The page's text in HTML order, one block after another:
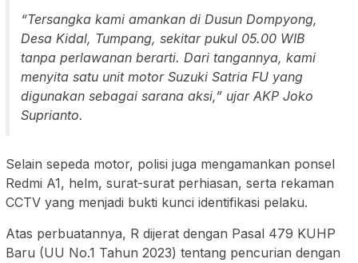
“Tersangka kami amankan di Dusun Dompyong,
Desa Kidal, Tumpang, sekitar pukul 05.00 WIB
tanpa perlawanan berarti. Dari tangannya, kami
menyita satu unit motor Suzuki Satria FU yang
digunakan sebagai sarana aksi,” ujar AKP Joko
Suprianto.
Selain sepeda motor, polisi juga mengamankan ponsel
Redmi A1, helm, surat-surat perhiasan, serta rekaman
CCTV yang menjadi bukti kunci identifikasi pelaku.
Atas perbuatannya, R dijerat dengan Pasal 479 KUHP
Baru (UU No.1 Tahun 2023) tentang pencurian dengan